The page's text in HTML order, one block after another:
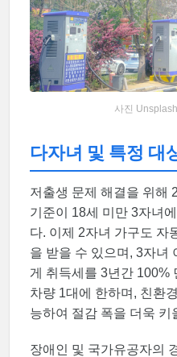
사진
다자녀 및 특정 대
저출생 문제 해결을 위해
기준이 18세 미만 3자녀
다. 이제 2자녀 가구도 자
을 받을 수 있으며, 3자녀
게 취득세를 3년간 100%
차량 1대에 한하며, 친환
능하여 절감 폭을 더욱 키
장애인 및 국가유공자의